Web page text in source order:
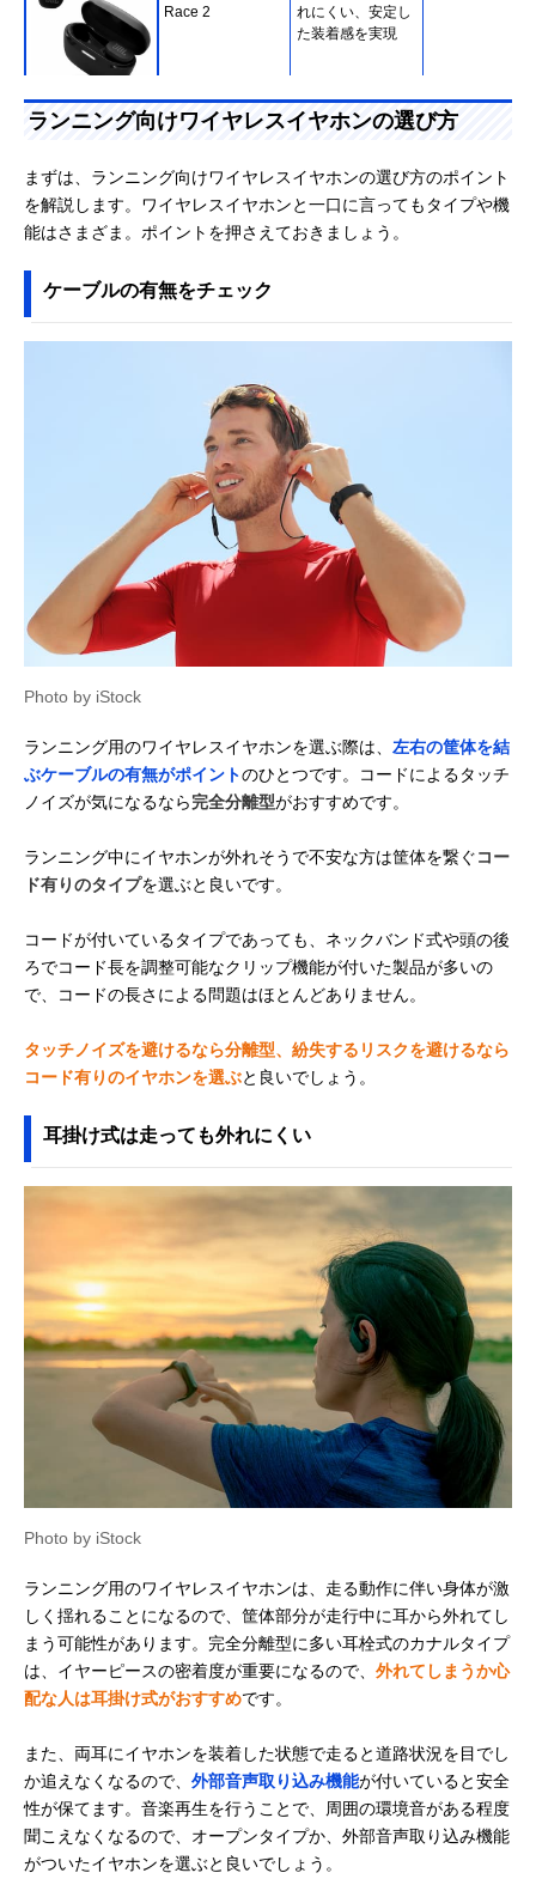
Amazonで見る
Race 2
れにくい、安定し
た装着感を実現
K20i
ト、コスパの良い
（開放型）
Shokz(ショック
ス) OpenRun Pro
骨伝導と空気伝導
のデュアルドライ
バー採用
SONY(ソニー)
Float Run WI-
OE610
耳の前にスピーカ
ーが浮く、オフイ
ヤーデザイン
Amazonで見る
NTTソノリティ
nwm ヌーム GO
オープンイヤーな
がら音もれを抑え
る独自技術を搭載
ネックバンド型
（オープンエア
ー）
Amazonで見る
AVIOT Openpiece
ランニング中もズ
ネックバンド型
Amazonで見る
JVCケンウッド
Victor HA-EC25T
ソフトな装着感、
外れにくいイヤー
フック採用
耳掛け型（イン
ーイヤー）
Amazonで見る
Peak 3
れにくい、独自の
イヤー）
Pro 2
利、心拍数モニタ
リング機能搭載
イヤー）
Amazonで見る
Anker Soundcore
ランニング中も落
たフィット感
Amazonで見る
Shokz(ショック
クリアでダイナミ
Earbuds
デザインを採用
開放感を保ちつ
つ、音もれを最小
限に抑える
耳掛け（オープ
エアー）
Amazonで見る
Anker Soundcore
AeroFit 2
1日中つけっぱな
しでいられる、快
適な着け心地
耳掛け（オープ
エアー）
Amazonで見る
JVCケンウッド
Victor HA-NP50T
軽い着け心地と高
いフィット感のオ
ープンイヤー型
耳掛け（オープ
エアー）
Audio Technica(オ
ーディオテクニカ)
ATH-AC5TW
幅広いシーンで活
躍するオープンイ
ヤーイヤホン
耳掛け（オープ
エアー）
ランニング向けワイヤレスイヤホンの選び方
まずは、ランニング向けワイヤレスイヤホンの選び方のポイント
を解説します。ワイヤレスイヤホンと一口に言ってもタイプや機
能はさまざま。ポイントを押さえておきましょう。
ケーブルの有無をチェック
Photo by iStock
ランニング用のワイヤレスイヤホンを選ぶ際は、 左右の筐体を結
ぶケーブルの有無がポイントのひとつです。コードによるタッチ
ノイズが気になるなら完全分離型がおすすめです。
ランニング中にイヤホンが外れそうで不安な方は筐体を繋ぐコー
ド有りのタイプを選ぶと良いです。
コードが付いているタイプであっても、ネックバンド式や頭の後
ろでコード長を調整可能なクリップ機能が付いた製品が多いの
で、コードの長さによる問題はほとんどありません。
タッチノイズを避けるなら分離型、紛失するリスクを避けるなら
コード有りのイヤホンを選ぶと良いでしょう。
耳掛け式は走っても外れにくい
Photo by iStock
ランニング用のワイヤレスイヤホンは、走る動作に伴い身体が激
しく揺れることになるので、筐体部分が走行中に耳から外れてし
まう可能性があります。完全分離型に多い耳栓式のカナルタイプ
は、イヤーピースの密着度が重要になるので、 外れてしまうか心
配な人は耳掛け式がおすすめです。
また、両耳にイヤホンを装着した状態で走ると道路状況を目でし
か追えなくなるので、 外部音声取り込み機能が付いていると安全
性が保てます。音楽再生を行うことで、周囲の環境音がある程度
聞こえなくなるので、オープンタイプか、外部音声取り込み機能
がついたイヤホンを選ぶと良いでしょう。